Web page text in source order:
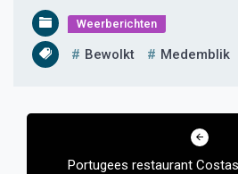
Weerberichten
Bewolkt Medemblik
Bericht
Portugees restaurant